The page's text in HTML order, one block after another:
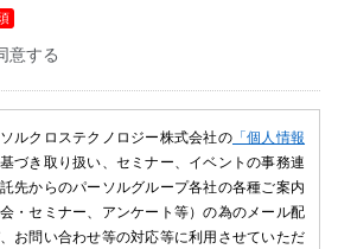
意する
ルクロステクノロジー株式会社の「個人情報
づき取り扱い、セミナー、イベントの事務連
先からのパーソルグループ各社の各種ご案内
・セミナー、アンケート等）の為のメール配
お問い合わせ等の対応等に利用させていただ